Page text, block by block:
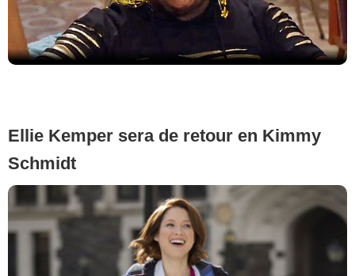
Ellie Kemper sera de retour en Kimmy
Schmidt